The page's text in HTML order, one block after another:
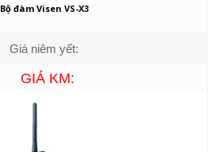
Bộ đàm Visen VS-X3
Giá niêm yết:
GIÁ KM: